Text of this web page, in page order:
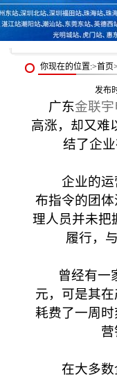
你现在的位置:>首页
发布
广东金联
高涨，却又难
结了企
企业的运营
布指令的团
理人员并未把
履行，
曾经有一家
元，可是其
耗费了一周
在大多数企